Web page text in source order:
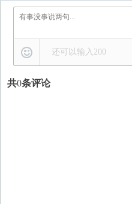
还可以输入 200
共0条评论